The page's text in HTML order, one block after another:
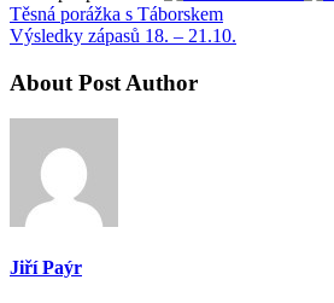
Těsná porážka s Táborskem
Výsledky zápasů 18. – 21.10.
About Post Author
Jiří Paýr